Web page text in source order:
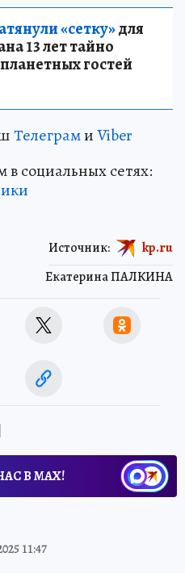
«сетку»для
13 лет тайно
гостей
ТелеграмиViber
социальных сетях:
Екатерина ПАЛКИНА
Источник: kp.ru
В МАХ!
11:47